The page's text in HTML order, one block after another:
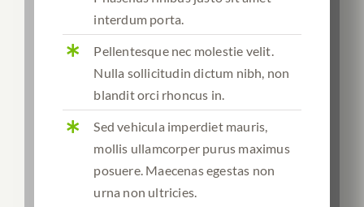
interdum porta.
Pellentesque nec molestie velit.
Nulla sollicitudin dictum nibh, non
blandit orci rhoncus in.
Sed vehicula imperdiet mauris,
mollis ullamcorper purus maximus
posuere. Maecenas egestas non
urna non ultricies.